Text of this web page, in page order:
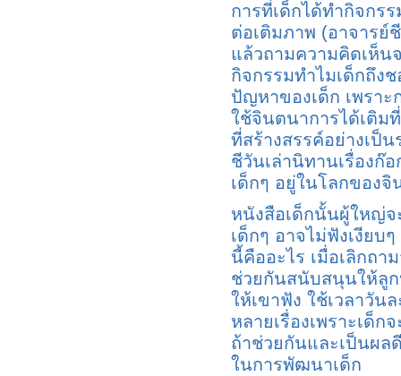
การที่เด็กได้ทำกิจกร
ต่อเติมภาพ (อาจารย์
แล้วถามความคิดเห็น
กิจกรรมทำไมเด็กถึง
ปัญหาของเด็ก เพรา
ใช้จินตนาการได้เติม
ที่สร้างสรรค์อย่างเป็
ชีวันเล่านิทานเรื่องก๊
เด็กๆ อยู่ในโลกของ
หนังสือเด็กนั้นผู้ใหญ่จ
เด็กๆ อาจไม่ฟังเงีย
นี้คืออะไร เมื่อเลิกถา
ช่วยกันสนับสนุนให้ลู
ให้เขาฟัง ใช้เวลาวั
หลายเรื่องเพราะเด็ก
ถ้าช่วยกันและเป็นผล
ในการพัฒนาเด็ก